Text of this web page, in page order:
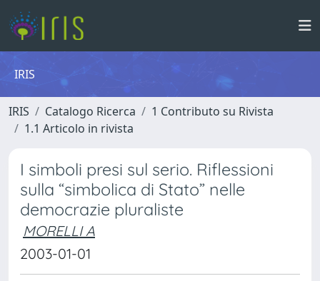
IRIS
IRIS Catalogo Ricerca
1 Contributo su Rivista
1.1 Articolo in rivista
I simboli presi sul serio. Riflessioni
sulla “simbolica di Stato” nelle
democrazie pluraliste
MORELLI A
2003-01-01